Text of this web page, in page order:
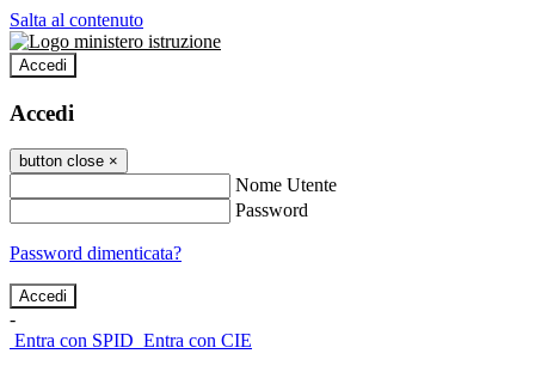
Salta al contenuto
Accedi
Accedi
button close ×
Nome Utente
Password
Password dimenticata?
-
Entra con SPID Entra con CIE